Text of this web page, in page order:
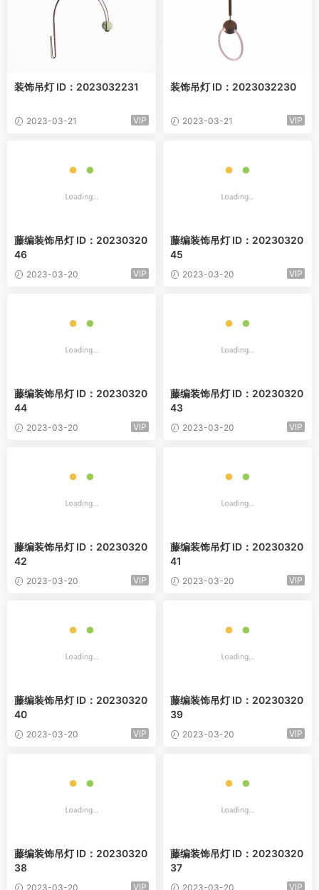
装饰吊灯 ID：2023032231
2023-03-21 VIP
装饰吊灯 ID：2023032230
2023-03-21 VIP
藤编装饰吊灯 ID：20230320
46
2023-03-20 VIP
藤编装饰吊灯 ID：20230320
45
2023-03-20 VIP
藤编装饰吊灯 ID：20230320
44
2023-03-20 VIP
藤编装饰吊灯 ID：20230320
43
2023-03-20 VIP
藤编装饰吊灯 ID：20230320
42
2023-03-20 VIP
藤编装饰吊灯 ID：20230320
41
2023-03-20 VIP
藤编装饰吊灯 ID：20230320
40
2023-03-20 VIP
藤编装饰吊灯 ID：20230320
39
2023-03-20 VIP
藤编装饰吊灯 ID：20230320
38
2023-03-20 VIP
藤编装饰吊灯 ID：20230320
37
2023-03-20 VIP